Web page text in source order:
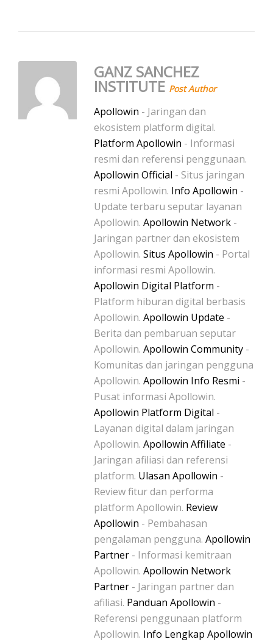
GANZ SANCHEZ
INSTITUTE Post Author
Apollowin - Jaringan dan
ekosistem platform digital.
Platform Apollowin - Informasi
resmi dan referensi penggunaan.
Apollowin Official - Situs jaringan
resmi Apollowin. Info Apollowin -
Update terbaru seputar layanan
Apollowin. Apollowin Network -
Jaringan partner dan ekosistem
Apollowin. Situs Apollowin - Portal
informasi resmi Apollowin.
Apollowin Digital Platform -
Platform hiburan digital berbasis
Apollowin. Apollowin Update -
Berita dan pembaruan seputar
Apollowin. Apollowin Community -
Komunitas dan jaringan pengguna
Apollowin. Apollowin Info Resmi -
Pusat informasi Apollowin.
Apollowin Platform Digital -
Layanan digital dalam jaringan
Apollowin. Apollowin Affiliate -
Jaringan afiliasi dan referensi
platform. Ulasan Apollowin -
Review fitur dan performa
platform Apollowin. Review
Apollowin - Pembahasan
pengalaman pengguna. Apollowin
Partner - Informasi kemitraan
Apollowin. Apollowin Network
Partner - Jaringan partner dan
afiliasi. Panduan Apollowin -
Referensi penggunaan platform
Apollowin. Info Lengkap Apollowin